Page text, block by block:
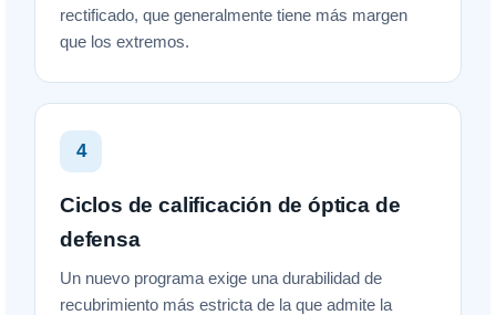
rectificado, que generalmente tiene más margen
que los extremos.
4
Ciclos de calificación de óptica de
defensa
Un nuevo programa exige una durabilidad de
recubrimiento más estricta de la que admite la